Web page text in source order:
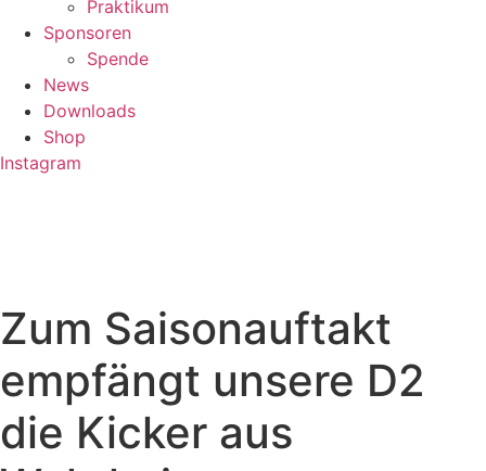
Praktikum
Sponsoren
Spende
News
Downloads
Shop
Instagram
Zum Saisonauftakt
empfängt unsere D2
die Kicker aus